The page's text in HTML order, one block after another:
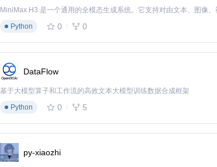
Python
0 0
DataFlow
基于大模型算子和工作流的高效文本大模型训练数据合成框架
Python
0 5
py-xiaozhi